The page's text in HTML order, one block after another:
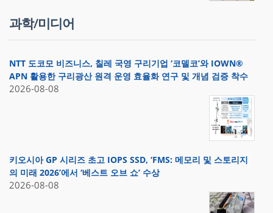
과학/미디어
NTT 도코모 비즈니스, 칠레 국영 구리기업 ‘코델코’와 IOWN®
APN 활용한 구리광산 원격 운영 효율화 연구 및 개념 검증 착수
2026-08-08
키오시아 GP 시리즈 초고 IOPS SSD, ‘FMS: 메모리 및 스토리지
의 미래 2026’에서 ‘베스트 오브 쇼’ 수상
2026-08-08